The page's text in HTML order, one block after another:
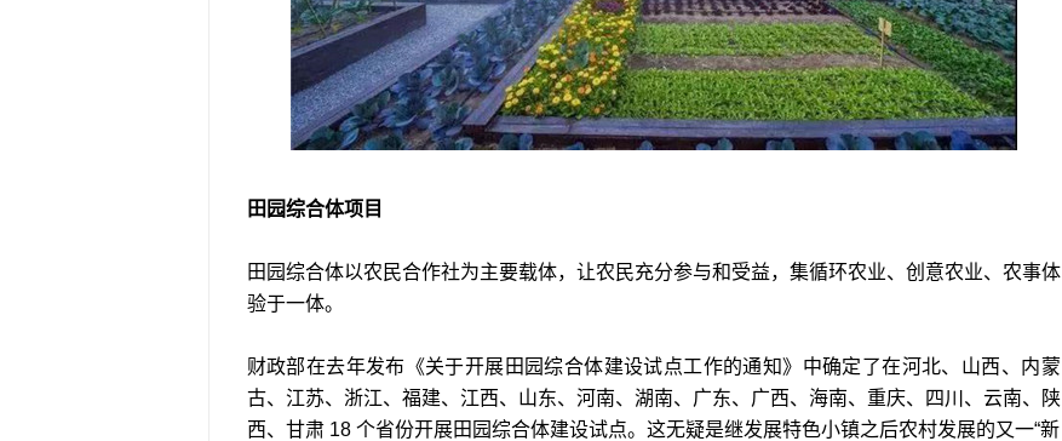
田园综合体项目
田园综合体以农民合作社为主要载体，让农民充分参与和受益，集循环农业、创意农业、农事体
验于一体。
财政部在去年发布《关于开展田园综合体建设试点工作的通知》中确定了在河北、山西、内蒙
古、江苏、浙江、福建、江西、山东、河南、湖南、广东、广西、海南、重庆、四川、云南、陕
西、甘肃 18 个省份开展田园综合体建设试点。这无疑是继发展特色小镇之后农村发展的又一“新